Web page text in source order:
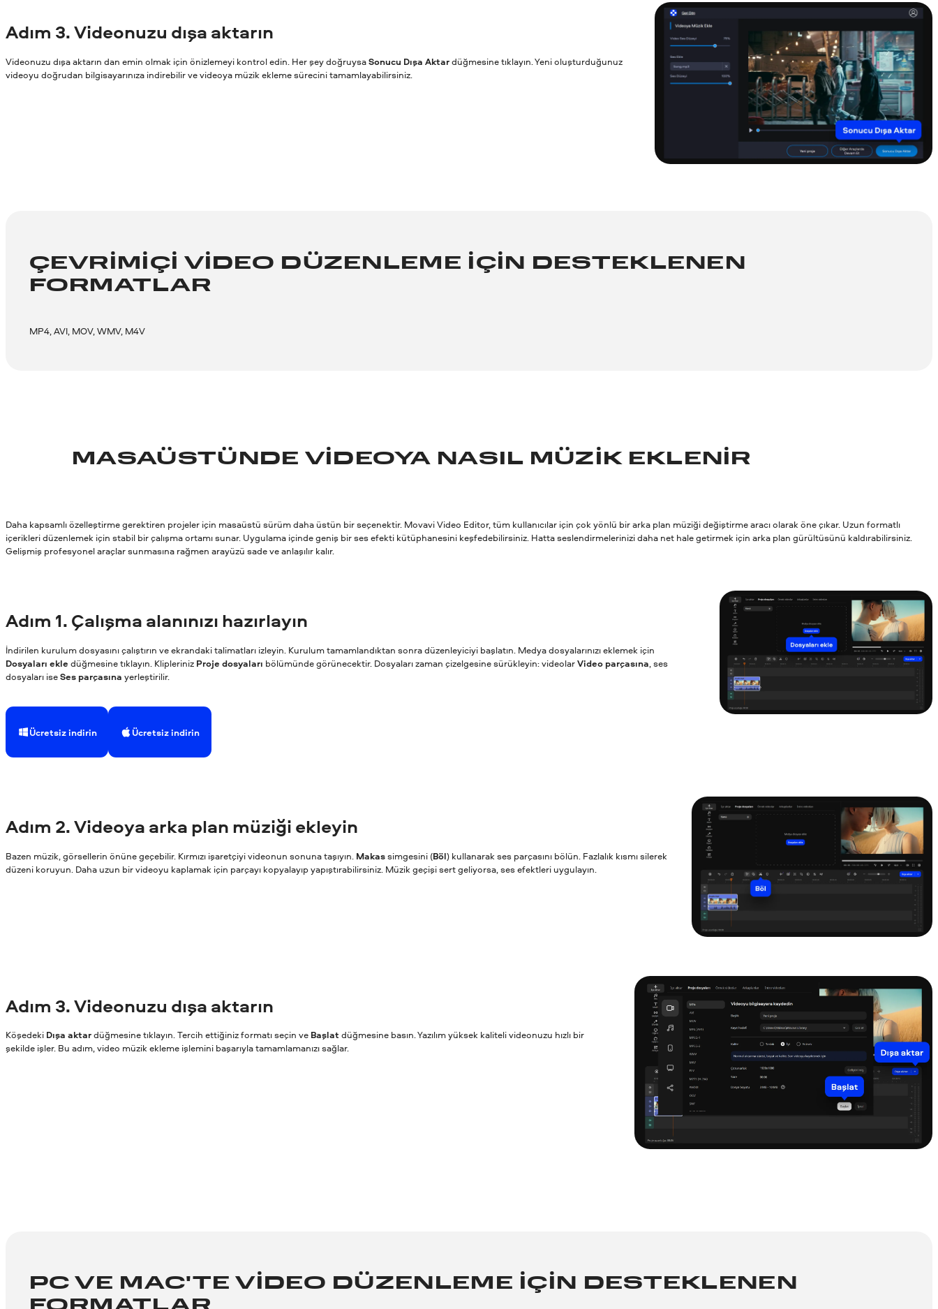
Adım 3. Videonuzu dışa aktarın
Videonuzu dışa aktarın dan emin olmak için önizlemeyi kontrol edin. Her şey doğruysaSonucu Dışa Aktardüğmesine tıklayın. Yeni oluşturduğunuz
videoyu doğrudan bilgisayarınıza indirebilir ve videoya müzik ekleme sürecini tamamlayabilirsiniz.
ÇEVRIMIÇI VIDEO DÜZENLEME IÇIN DESTEKLENEN
FORMATLAR
MP4, AVI, MOV, WMV, M4V
MASAÜSTÜNDE VIDEOYA NASIL MÜZIK EKLENIR
Daha kapsamlı özelleştirme gerektiren projeler için masaüstü sürüm daha üstün bir seçenektir. Movavi Video Editor, tüm kullanıcılar için çok yönlü bir arka plan müziği değiştirme aracı olarak öne çıkar. Uzun formatlı
içerikleri düzenlemek için stabil bir çalışma ortamı sunar. Uygulama içinde geniş bir ses efekti kütüphanesini keşfedebilirsiniz. Hatta seslendirmelerinizi daha net hale getirmek için arka plan gürültüsünü kaldırabilirsiniz.
Gelişmiş profesyonel araçlar sunmasına rağmen arayüzü sade ve anlaşılır kalır.
Adım 1. Çalışma alanınızı hazırlayın
İndirilen kurulum dosyasını çalıştırın ve ekrandaki talimatları izleyin. Kurulum tamamlandıktan sonra düzenleyiciyi başlatın. Medya dosyalarınızı eklemek için
Dosyaları ekle düğmesine tıklayın. Klipleriniz Proje dosyaları bölümünde görünecektir. Dosyaları zaman çizelgesine sürükleyin: videolarVideo parçasına, ses
dosyaları iseSes parçasına yerleştirilir.
Ücretsiz indirin Ücretsiz indirin
Adım 2. Videoya arka plan müziği ekleyin
Bazen müzik, görsellerin önüne geçebilir. Kırmızı işaretçiyi videonun sonuna taşıyın. Makassimgesini (Böl) kullanarak ses parçasını bölün. Fazlalık kısmı silerek
düzeni koruyun. Daha uzun bir videoyu kaplamak için parçayı kopyalayıp yapıştırabilirsiniz. Müzik geçişi sert geliyorsa, ses efektleri uygulayın.
Adım 3. Videonuzu dışa aktarın
Köşedeki Dışa aktardüğmesine tıklayın. Tercih ettiğiniz formatı seçin ve Başlat düğmesine basın. Yazılım yüksek kaliteli videonuzu hızlı bir
şekilde işler. Bu adım, video müzik ekleme işlemini başarıyla tamamlamanızı sağlar.
PC VE MAC'TE VIDEO DÜZENLEME IÇIN DESTEKLENEN